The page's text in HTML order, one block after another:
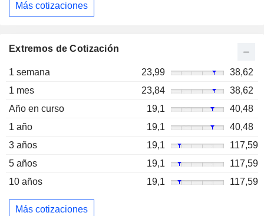
Más cotizaciones
Extremos de Cotización
1 semana 23,99
38,62
1 mes
23,84
38,62
Año en curso
19,1
40,48
1 año
19,1
40,48
3 años
19,1
117,59
5 años
19,1
117,59
10 años
19,1 117,59
Más cotizaciones